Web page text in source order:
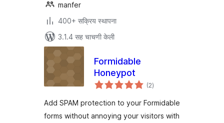
manfer
400+ सक्रिय स्थापना
3.1.4 सह चाचणी केली
Formidable
Honeypot
(2एकूण
मूल्यांकन
)
Add SPAM protection to your Formidable
forms without annoying your visitors with